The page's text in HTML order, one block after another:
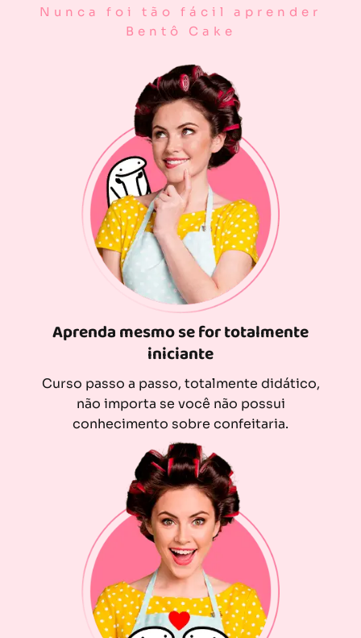
Nunca foi tão fácil aprender
Bentô Cake
Aprenda mesmo se for totalmente
iniciante
Curso passo a passo, totalmente didático,
não importa se você não possui
conhecimento sobre confeitaria.